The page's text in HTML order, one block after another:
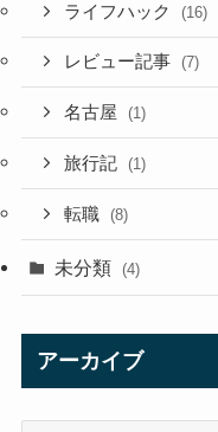
ライフハック (16)
レビュー記事 (7)
名古屋 (1)
旅行記 (1)
転職 (8)
未分類 (4)
アーカイブ